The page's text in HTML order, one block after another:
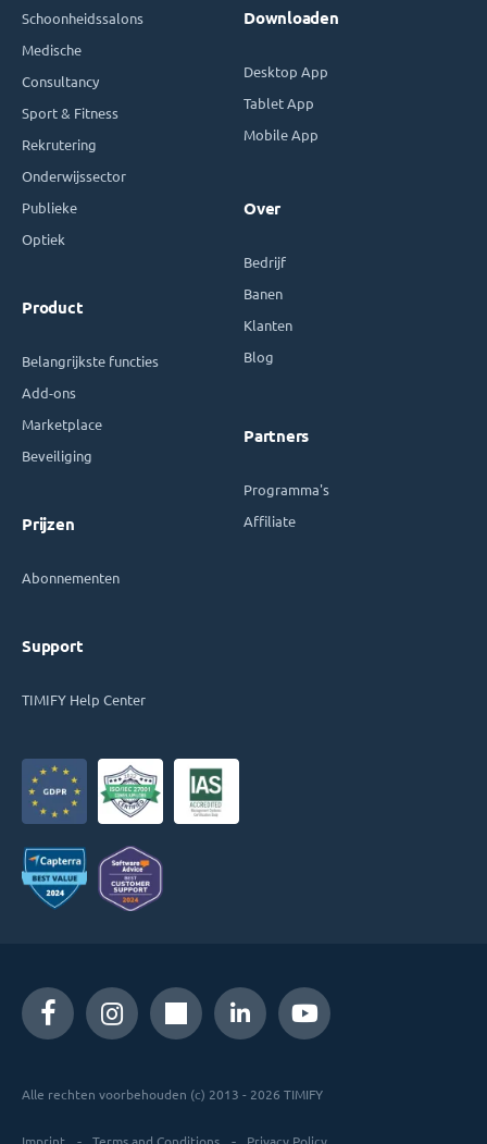
Schoonheidssalons
Medische
Consultancy
Sport & Fitness
Rekrutering
Onderwijssector
Publieke
Optiek
Product
Belangrijkste functies
Add-ons
Marketplace
Beveiliging
Prijzen
Abonnementen
Support
TIMIFY Help Center
Downloaden
Desktop App
Tablet App
Mobile App
Over
Bedrijf
Banen
Klanten
Blog
Partners
Programma's
Affiliate
Alle rechten voorbehouden (c) 2013 - 2026 TIMIFY
Imprint Terms and Conditions Privacy Policy